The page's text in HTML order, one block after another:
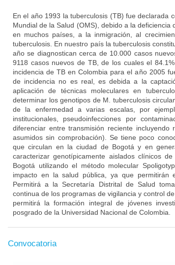
En el año 1993 la tuberculosis (TB) fue declarada
Mundial de la Salud (OMS), debido a la
en muchos países, a la inmigración, al
tuberculosis. En nuestro país la tuberculosis
año se diagnostican cerca de 10.000 casos
9118 casos nuevos de TB, de los cuales el
incidencia de TB en Colombia para el año 2005
de incidencia no es real, es debida a la
aplicación de técnicas moleculares en
determinar los genotipos de M. tuberculosis
de la enfermedad a varias escalas, por
institucionales, pseudoinfecciones por
diferenciar entre transmisión reciente incluyendo
asumidos sin comprobación). Se tiene poco
que circulan en la ciudad de Bogotá y en
caracterizar genotípicamente aislados clínicos
Bogotá utilizando el método molecular
impacto en la salud pública, ya que permitirán
Permitirá a la Secretaría Distrital de Salud
continua de los programas de vigilancia y control
permitirá la formación integral de jóvenes
posgrado de la Universidad Nacional de Colombia.
Convocatoria